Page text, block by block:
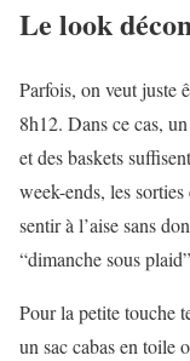
Le look
Parfois, on veut juste
8h12. Dans ce cas,
et des baskets
week-ends, les
sentir à l’aise sans
“dimanche sous
Pour la petite touche
un sac cabas en toile